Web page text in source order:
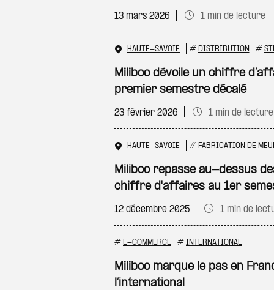
13 mars 2026 1 min de lecture
HAUTE-SAVOIE # DISTRIBUTION #
Miliboo dévoile un chiffre
premier semestre décalé
23 février 2026 1 min de lecture
HAUTE-SAVOIE # FABRICATION DE
Miliboo repasse au-dessus
chiffre d'affaires au 1er
12 décembre 2025 1 min de
# E-COMMERCE # INTERNATIONAL
Miliboo marque le pas en
l’international